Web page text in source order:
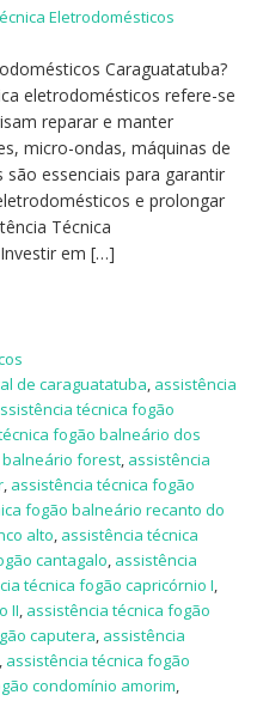
Eletrodomésticos
Caraguatatuba?
eletrodomésticos refere-se
reparar e manter
micro-ondas, máquinas de
essenciais para garantir
e prolongar
Técnica
em […]
de caraguatatuba, assistência
técnica fogão
fogão balneário dos
balneário forest, assistência
, assistência técnica fogão
fogão balneário recanto do
alto, assistência técnica
cantagalo, assistência
técnica fogão capricórnio I,
II, assistência técnica fogão
caputera, assistência
, assistência técnica fogão
condomínio amorim,